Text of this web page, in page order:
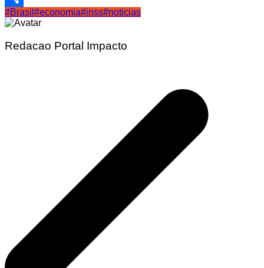
Share
#Brasil #economia#inss#noticias
Redacao Portal Impacto